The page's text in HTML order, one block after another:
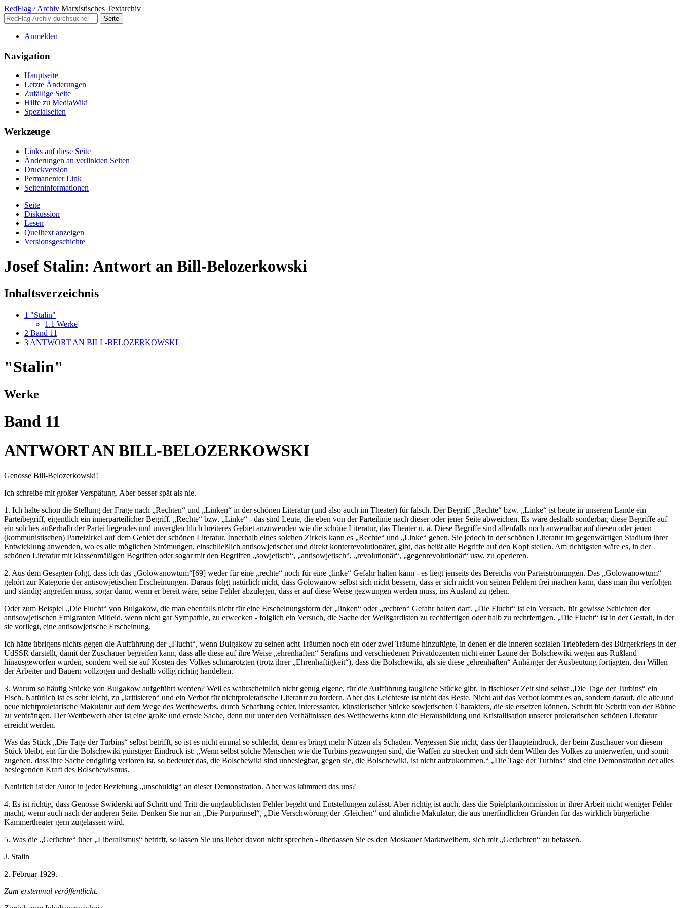
RedFlag / Archiv Marxistisches Textarchiv
Anmelden
Navigation
Hauptseite
Letzte Änderungen
Zufällige Seite
Hilfe zu MediaWiki
Spezialseiten
Werkzeuge
Links auf diese Seite
Änderungen an verlinkten Seiten
Druckversion
Permanenter Link
Seiten­­informationen
Seite
Diskussion
Lesen
Quelltext anzeigen
Versionsgeschichte
Josef Stalin: Antwort an Bill-Belozerkowski
Inhaltsverzeichnis
1 "Stalin"
1.1 Werke
2 Band 11
3 ANTWORT AN BILL-BELOZERKOWSKI
"Stalin"
Werke
Band 11
ANTWORT AN BILL-BELOZERKOWSKI
Genosse Bill-Belozerkowski!
Ich schreibe mit großer Verspätung. Aber besser spät als nie.
1. Ich halte schon die Stellung der Frage nach „Rechten“ und „Linken“ in der schönen Literatur (und also auch im Theater) für falsch. Der Begriff „Rechte“ bzw. „Linke“ ist heute in unserem Lande ein
Parteibegriff, eigentlich ein innerparteilicher Begriff. „Rechte“ bzw. „Linke“ - das sind Leute, die eben von der Parteilinie nach dieser oder jener Seite abweichen. Es wäre deshalb sonderbar, diese Begriffe auf
ein solches außerhalb der Partei liegendes und unvergleichlich breiteres Gebiet anzuwenden wie die schöne Literatur, das Theater u. ä. Diese Begriffe sind allenfalls noch anwendbar auf diesen oder jenen
(kommunistischen) Parteizirkel auf dem Gebiet der schönen Literatur. Innerhalb eines solchen Zirkels kann es „Rechte“ und „Linke“ geben. Sie jedoch in der schönen Literatur im gegenwärtigen Stadium ihrer
Entwicklung anwenden, wo es alle möglichen Strömungen, einschließlich antisowjetischer und direkt konterrevolutionärer, gibt, das heißt alle Begriffe auf den Kopf stellen. Am richtigsten wäre es, in der
schönen Literatur mit klassenmäßigen Begriffen oder sogar mit den Begriffen „sowjetisch“, „antisowjetisch“, „revolutionär“, „gegenrevolutionär“ usw. zu operieren.
2. Aus dem Gesagten folgt, dass ich das „Golowanowtum“[69] weder für eine „rechte“ noch für eine „linke“ Gefahr halten kann - es liegt jenseits des Bereichs von Parteiströmungen. Das „Golowanowtum“
gehört zur Kategorie der antisowjetischen Erscheinungen. Daraus folgt natürlich nicht, dass Golowanow selbst sich nicht bessern, dass er sich nicht von seinen Fehlern frei machen kann, dass man ihn verfolgen
und ständig angreifen muss, sogar dann, wenn er bereit wäre, seine Fehler abzulegen, dass er auf diese Weise gezwungen werden muss, ins Ausland zu gehen.
Oder zum Beispiel „Die Flucht“ von Bulgakow, die man ebenfalls nicht für eine Erscheinungsform der „linken“ oder „rechten“ Gefahr halten darf. „Die Flucht“ ist ein Versuch, für gewisse Schichten der
antisowjetischen Emigranten Mitleid, wenn nicht gar Sympathie, zu erwecken - folglich ein Versuch, die Sache der Weißgardisten zu rechtfertigen oder halb zu rechtfertigen. „Die Flucht“ ist in der Gestalt, in der
sie vorliegt, eine antisowjetische Erscheinung.
Ich hätte übrigens nichts gegen die Aufführung der „Flucht“, wenn Bulgakow zu seinen acht Träumen noch ein oder zwei Träume hinzufügte, in denen er die inneren sozialen Triebfedern des Bürgerkriegs in der
UdSSR darstellt, damit der Zuschauer begreifen kann, dass alle diese auf ihre Weise „ehrenhaften“ Serafims und verschiedenen Privatdozenten nicht einer Laune der Bolschewiki wegen aus Rußland
hinausgeworfen wurden, sondern weil sie auf Kosten des Volkes schmarotzten (trotz ihrer „Ehrenhaftigkeit“), dass die Bolschewiki, als sie diese „ehrenhaften“ Anhänger der Ausbeutung fortjagten, den Willen
der Arbeiter und Bauern vollzogen und deshalb völlig richtig handelten.
3. Warum so häufig Stücke von Bulgakow aufgeführt werden? Weil es wahrscheinlich nicht genug eigene, für die Aufführung taugliche Stücke gibt. In fischloser Zeit sind selbst „Die Tage der Turbins“ ein
Fisch. Natürlich ist es sehr leicht, zu „kritisieren“ und ein Verbot für nichtproletarische Literatur zu fordern. Aber das Leichteste ist nicht das Beste. Nicht auf das Verbot kommt es an, sondern darauf, die alte und
neue nichtproletarische Makulatur auf dem Wege des Wettbewerbs, durch Schaffung echter, interessanter, künstlerischer Stücke sowjetischen Charakters, die sie ersetzen können, Schritt für Schritt von der Bühne
zu verdrängen. Der Wettbewerb aber ist eine große und ernste Sache, denn nur unter den Verhältnissen des Wettbewerbs kann die Herausbildung und Kristallisation unserer proletarischen schönen Literatur
erreicht werden.
Was das Stück „Die Tage der Turbins“ selbst betrifft, so ist es nicht einmal so schlecht, denn es bringt mehr Nutzen als Schaden. Vergessen Sie nicht, dass der Haupteindruck, der beim Zuschauer von diesem
Stück bleibt, ein für die Bolschewiki günstiger Eindruck ist: „Wenn selbst solche Menschen wie die Turbins gezwungen sind, die Waffen zu strecken und sich dem Willen des Volkes zu unterwerfen, und somit
zugeben, dass ihre Sache endgültig verloren ist, so bedeutet das, die Bolschewiki sind unbesiegbar, gegen sie, die Bolschewiki, ist nicht aufzukommen.“ „Die Tage der Turbins“ sind eine Demonstration der alles
besiegenden Kraft des Bolschewismus.
Natürlich ist der Autor in jeder Beziehung „unschuldig“ an dieser Demonstration. Aber was kümmert das uns?
4. Es ist richtig, dass Genosse Swiderski auf Schritt und Tritt die unglaublichsten Fehler begeht und Entstellungen zulässt. Aber richtig ist auch, dass die Spielplankommission in ihrer Arbeit nicht weniger Fehler
macht, wenn auch nach der anderen Seite. Denken Sie nur an „Die Purpurinsel“, „Die Verschwörung der .Gleichen“ und ähnliche Makulatur, die aus unerfindlichen Gründen für das wirklich bürgerliche
Kammertheater gern zugelassen wird.
5. Was die „Gerüchte“ über „Liberalismus“ betrifft, so lassen Sie uns lieber davon nicht sprechen - überlassen Sie es den Moskauer Marktweibern, sich mit „Gerüchten“ zu befassen.
J. Stalin
2. Februar 1929.
Zum erstenmal veröffentlicht.